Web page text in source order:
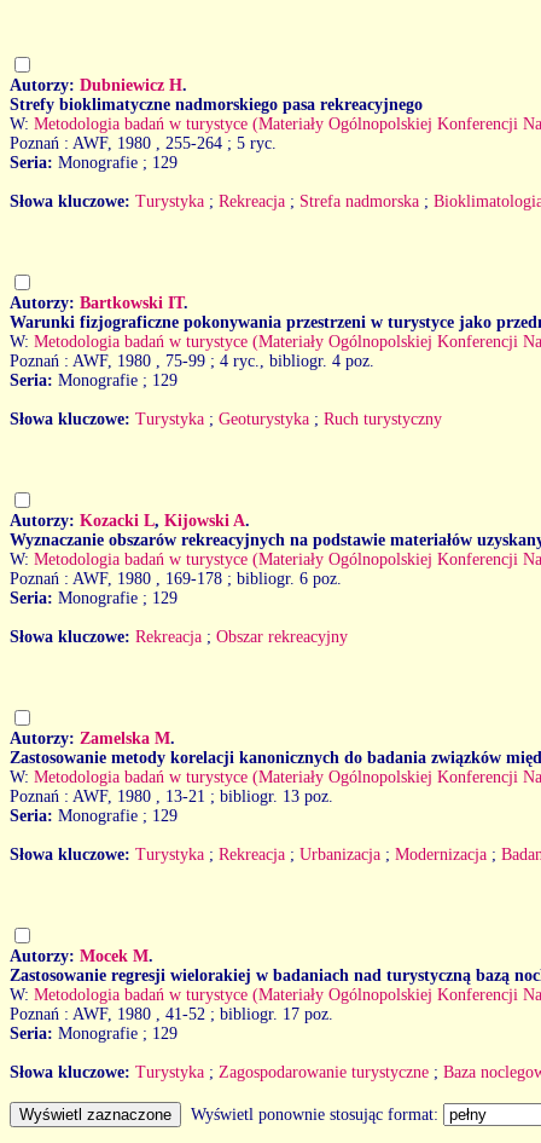
Autorzy: Dubniewicz H.
Strefy bioklimatyczne nadmorskiego pasa rekreacyjnego
W: Metodologia badań w turystyce (Materiały Ogólnopolskiej Konferencji
Poznań : AWF, 1980
, 255-264 ; 5 ryc.
Seria: Monografie ; 129
Słowa kluczowe: Turystyka ; Rekreacja ; Strefa nadmorska ;
Autorzy: Bartkowski IT.
Warunki fizjograficzne pokonywania przestrzeni w turystyce jako
W: Metodologia badań w turystyce (Materiały Ogólnopolskiej Konferencji
Poznań : AWF, 1980
, 75-99 ; 4 ryc., bibliogr. 4 poz.
Seria: Monografie ; 129
Słowa kluczowe: Turystyka ; Geoturystyka ; Ruch turystyczny
Autorzy: Kozacki L, Kijowski A.
Wyznaczanie obszarów rekreacyjnych na podstawie materiałów
W: Metodologia badań w turystyce (Materiały Ogólnopolskiej Konferencji
Poznań : AWF, 1980
, 169-178 ; bibliogr. 6 poz.
Seria: Monografie ; 129
Słowa kluczowe: Rekreacja ; Obszar rekreacyjny
Autorzy: Zamelska M.
Zastosowanie metody korelacji kanonicznych do badania związków
W: Metodologia badań w turystyce (Materiały Ogólnopolskiej Konferencji
Poznań : AWF, 1980
, 13-21 ; bibliogr. 13 poz.
Seria: Monografie ; 129
Słowa kluczowe: Turystyka ; Rekreacja ; Urbanizacja ; Modernizacja ;
Autorzy: Mocek M.
Zastosowanie regresji wielorakiej w badaniach nad turystyczną bazą
W: Metodologia badań w turystyce (Materiały Ogólnopolskiej Konferencji
Poznań : AWF, 1980
, 41-52 ; bibliogr. 17 poz.
Seria: Monografie ; 129
Słowa kluczowe: Turystyka ; Zagospodarowanie turystyczne ; Baza
Wyświetl ponownie stosując format: